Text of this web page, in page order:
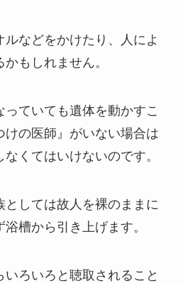
などをかけたり、人によ
もしれません。
っていても遺体を動かすこ
けの医師』がいない場合は
くてはいけないのです。
としては故人を裸のままに
槽から引き上げます。
ろいろと聴取されること